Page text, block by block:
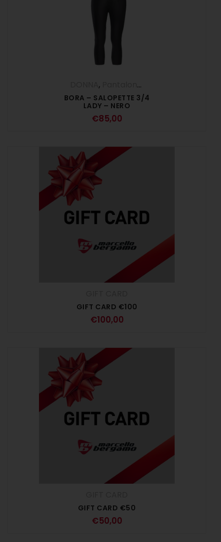
,
BORA – SALOPETTE 3/4
LADY – NERO
€85,00
GIFT CARD €100
€100,00
GIFT CARD €50
€50,00